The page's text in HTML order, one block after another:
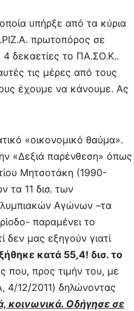
υπήρξε από τα κύρια
πρωτοπόρος σε
4 δεκαετίες το ΠΑ.ΣΟ.Κ..
τις μέρες από τους
έχουμε να κάνουμε. Ας
«οικονομικό θαύμα».
«Δεξιά παρένθεση» όπως
Μητσοτάκη (1990-
τα 11 δισ. των
ν Αγώνων –τα
παραμένει το
δεν μας εξηγούν γιατί
κατά 55,4! δισ. το
που, προς τιμήν του, με
, 4/12/2011) δηλώνοντας
κοινωνικά. Οδήγησε σε